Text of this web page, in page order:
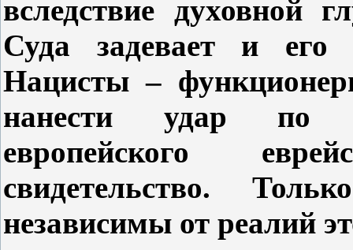
вследствие духовной
Суда задевает и его
Нацисты –
нанести удар по
европейского
свидетельство.
независимы от реалий